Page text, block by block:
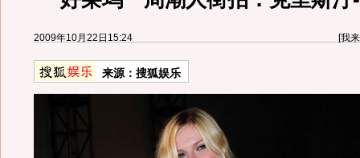
2009年10月22日15:24 [我
来源： 搜狐娱乐